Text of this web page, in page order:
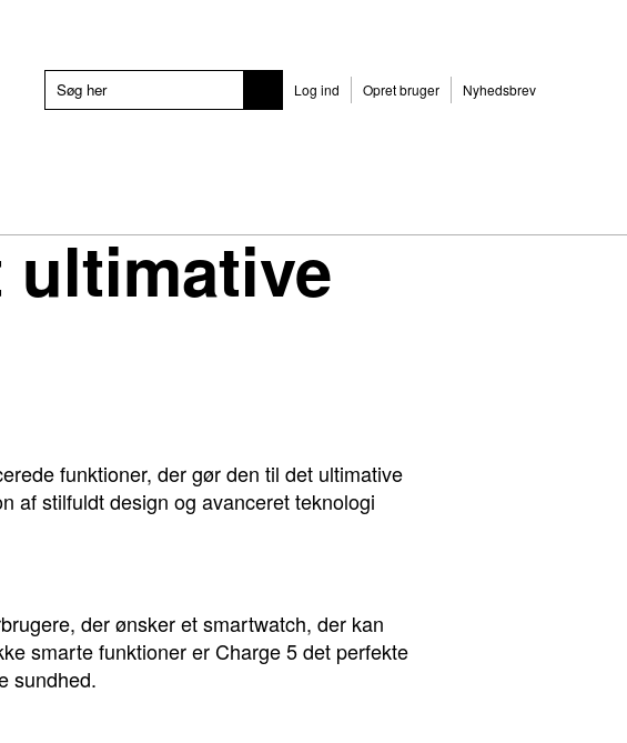
Log ind Opret bruger Nyhedsbrev
ultimative
funktioner, der gør den til det ultimative
af stilfuldt design og avanceret teknologi
der ønsker et smartwatch, der kan
smarte funktioner er Charge 5 det perfekte
sundhed.